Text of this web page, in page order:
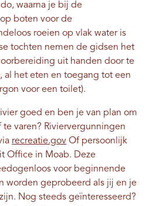
waarna je bij de
boten voor de
roeien op vlak water is
tochten nemen de gidsen het
uit handen door te
al het eten en toegang tot een
voor een toilet).
goed en ben je van plan om
varen? Riviervergunningen
recreatie.gov Of persoonlijk
Office in Moab. Deze
voor beginnende
worden geprobeerd als jij en je
Nog steeds geïnteresseerd?